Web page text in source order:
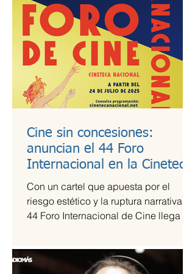
Cine sin concesiones:
anuncian el 44 Foro
Internacional en la Cineteca
Nacional
Con un cartel que apuesta por el
riesgo estético y la ruptura narrativa, el
44 Foro Internacional de Cine llega a
de vanguardia.